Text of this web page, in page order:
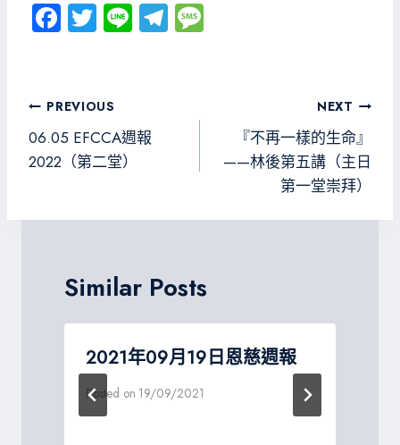
Fa
ce
o
ok
T
wi
er
Li
ne
Te
le
文
章
導
PREVIOUS
06.05 EFCCA週報
2022（第二堂）
NEXT
『不再一樣的生命』
——林後第五講（主日
第一堂崇拜）
Similar Posts
2021年09月19日恩慈週報
Posted on 19/09/2021